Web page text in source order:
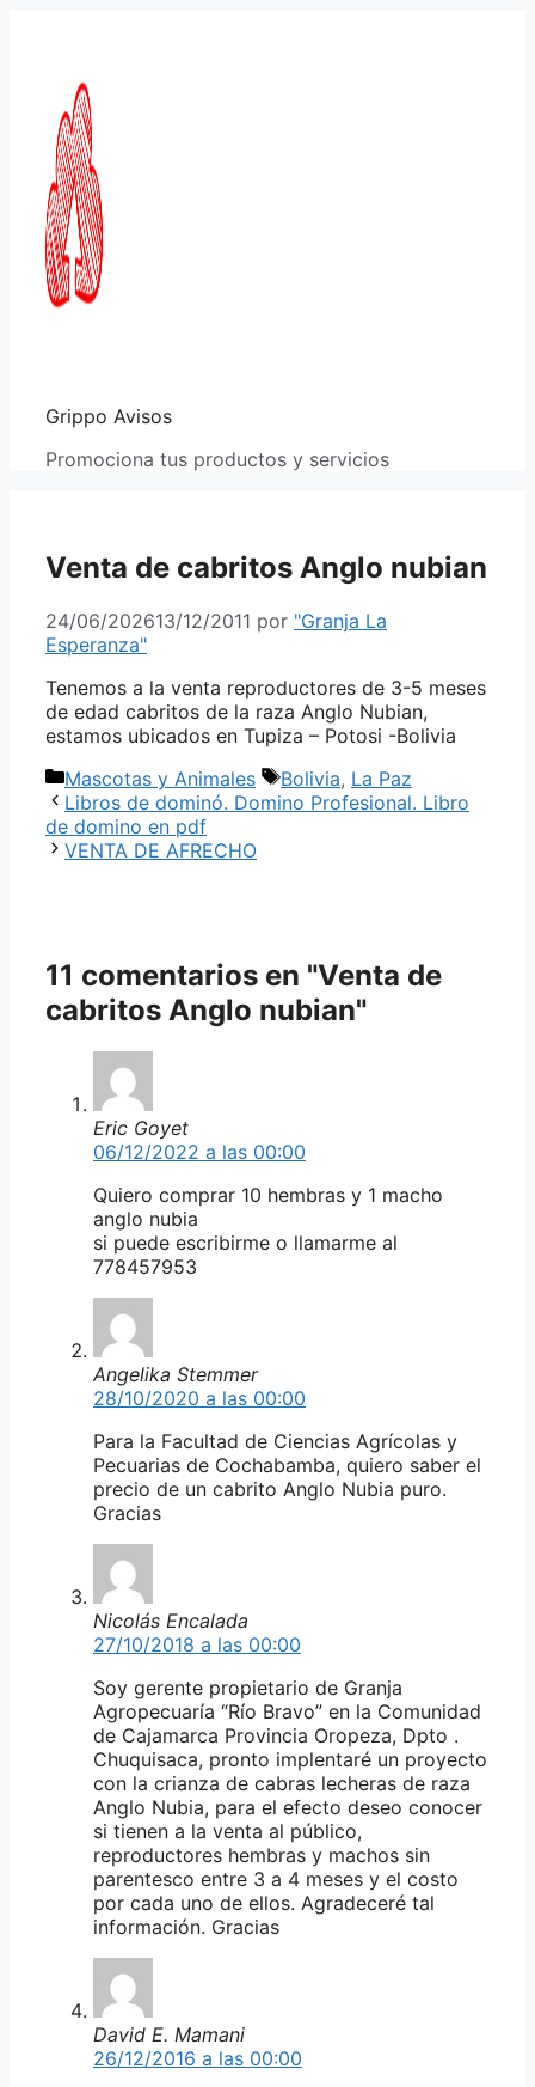
Grippo Avisos
Promociona tus productos y servicios
Venta de cabritos Anglo nubian
24/06/202613/12/2011 por "Granja La
Esperanza"
Tenemos a la venta reproductores de 3-5 meses
de edad cabritos de la raza Anglo Nubian,
estamos ubicados en Tupiza – Potosi -Bolivia
Categorías
Mascotas y Animales Etiquetas
Bolivia, La Paz
Libros de dominó. Domino Profesional. Libro
de domino en pdf
VENTA DE AFRECHO
11 comentarios en "Venta de
cabritos Anglo nubian"
Eric Goyet
06/12/2022 a las 00:00
Quiero comprar 10 hembras y 1 macho
anglo nubia
si puede escribirme o llamarme al
778457953
Angelika Stemmer
28/10/2020 a las 00:00
Para la Facultad de Ciencias Agrícolas y
Pecuarias de Cochabamba, quiero saber el
precio de un cabrito Anglo Nubia puro.
Gracias
Nicolás Encalada
27/10/2018 a las 00:00
Soy gerente propietario de Granja
Agropecuaría “Río Bravo” en la Comunidad
de Cajamarca Provincia Oropeza, Dpto .
Chuquisaca, pronto implentaré un proyecto
con la crianza de cabras lecheras de raza
Anglo Nubia, para el efecto deseo conocer
si tienen a la venta al público,
reproductores hembras y machos sin
parentesco entre 3 a 4 meses y el costo
por cada uno de ellos. Agradeceré tal
información. Gracias
David E. Mamani
26/12/2016 a las 00:00